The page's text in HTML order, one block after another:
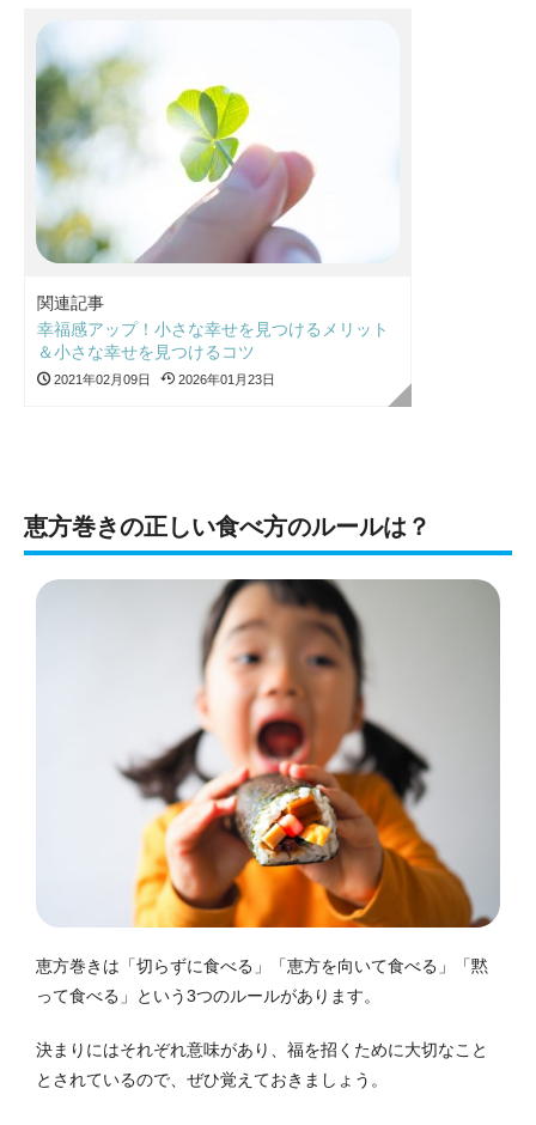
関連記事
幸福感アップ！小さな幸せを見つけるメリット
＆小さな幸せを見つけるコツ
2021年02月09日 2026年01月23日
恵方巻きの正しい食べ方のルールは？
恵方巻きは「切らずに食べる」「恵方を向いて食べる」「黙
って食べる」という3つのルールがあります。
決まりにはそれぞれ意味があり、福を招くために大切なこと
とされているので、ぜひ覚えておきましょう。